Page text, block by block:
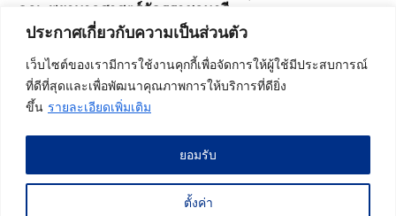
ประกาศเกี่ยวกับความเป็นส่วนตัว
เว็บไซต์ของเรามีการใช้งานคุกกี้เพื่อจัดการให้ผู้ใช้มีประสบการณ์
ที่ดีที่สุดและเพื่อพัฒนาคุณภาพการให้บริการที่ดียิ่ง
ขึ้น รายละเอียดเพิ่มเติม
ตั้งค่า
ยอมรับ
คณะพยาบาลศาสตร์อัครราชกุมารี
ประเมินความพึงพอใจ
สำหรับบุคลากร